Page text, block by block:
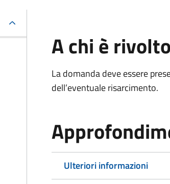
A chi è rivolto
La domanda deve essere
dell’eventuale risarcimento.
Ulteriori informazioni